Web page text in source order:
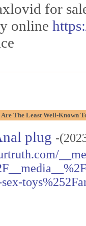
for
online
Are The Least Well-Known
plug -